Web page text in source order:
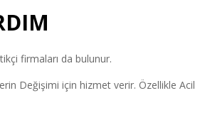
firmaları da bulunur.
Değişimi için hizmet verir. Özellikle Acil